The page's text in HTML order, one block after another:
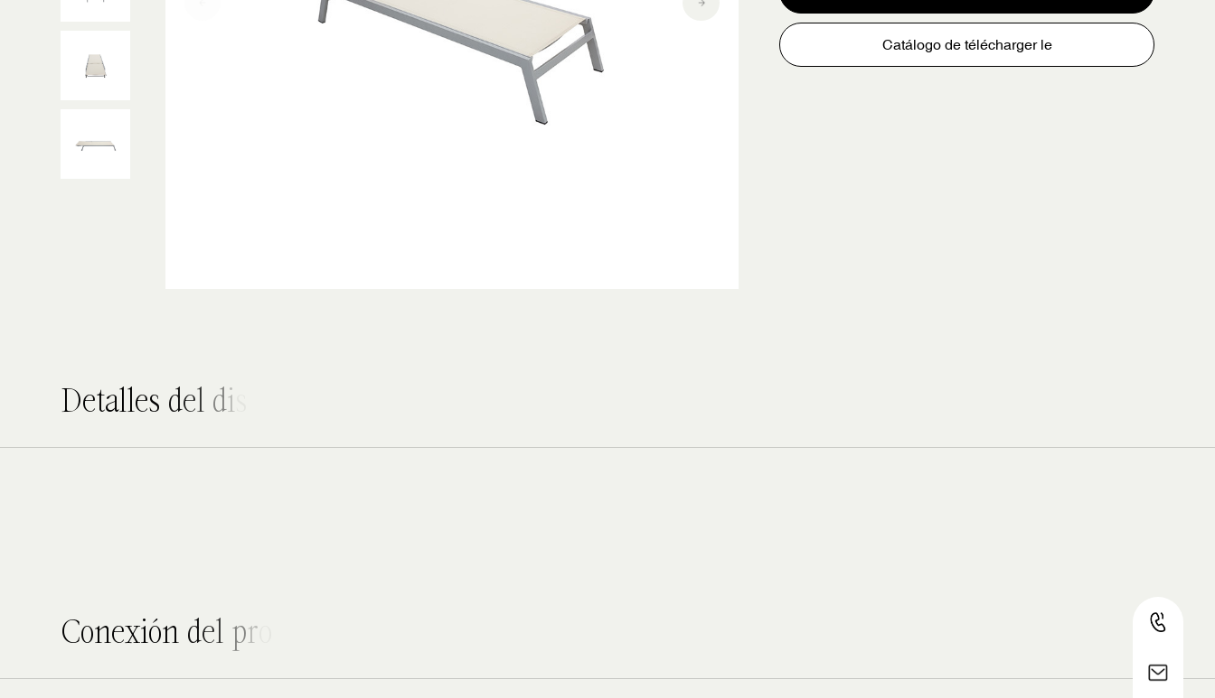
Catálogo de télécharger le
Detalles del di
Conexión del pr